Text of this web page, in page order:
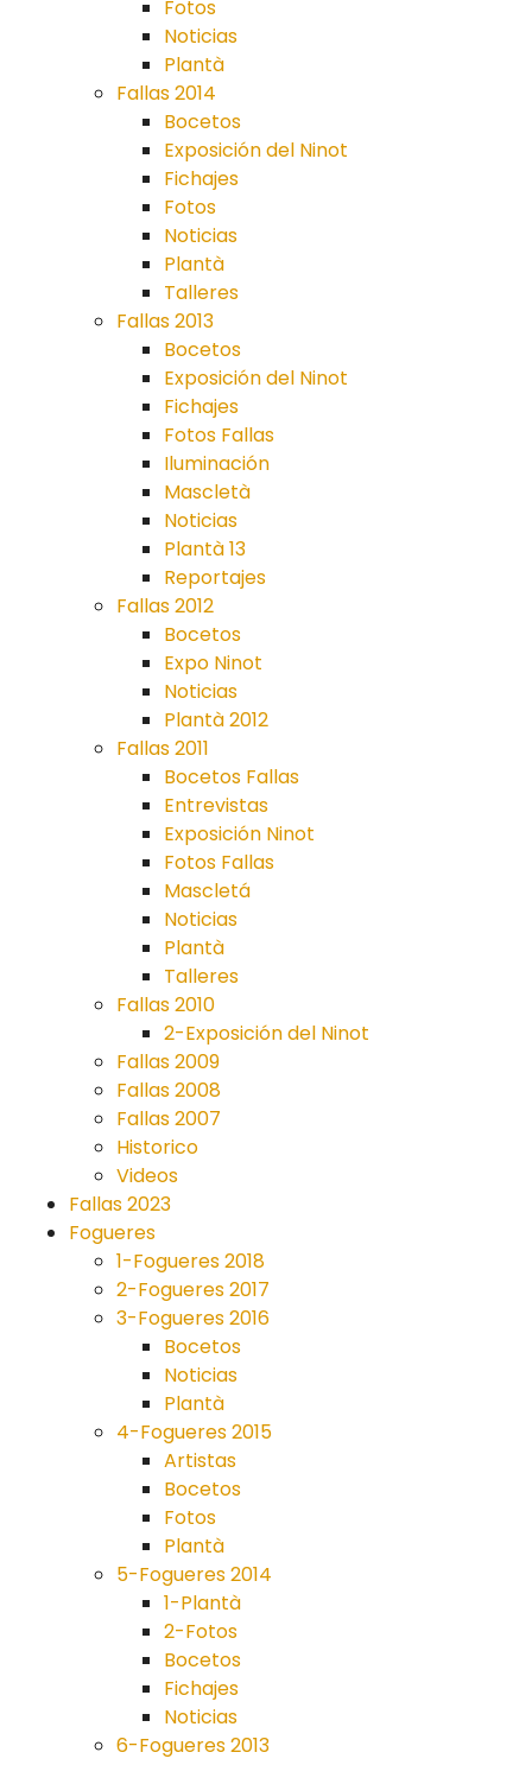
Fotos
Noticias
Plantà
Fallas 2014
Bocetos
Exposición del Ninot
Fichajes
Fotos
Noticias
Plantà
Talleres
Fallas 2013
Bocetos
Exposición del Ninot
Fichajes
Fotos Fallas
Iluminación
Mascletà
Noticias
Plantà 13
Reportajes
Fallas 2012
Bocetos
Expo Ninot
Noticias
Plantà 2012
Fallas 2011
Bocetos Fallas
Entrevistas
Exposición Ninot
Fotos Fallas
Mascletá
Noticias
Plantà
Talleres
Fallas 2010
2-Exposición del Ninot
Fallas 2009
Fallas 2008
Fallas 2007
Historico
Videos
Fallas 2023
Fogueres
1-Fogueres 2018
2-Fogueres 2017
3-Fogueres 2016
Bocetos
Noticias
Plantà
4-Fogueres 2015
Artistas
Bocetos
Fotos
Plantà
5-Fogueres 2014
1-Plantà
2-Fotos
Bocetos
Fichajes
Noticias
6-Fogueres 2013